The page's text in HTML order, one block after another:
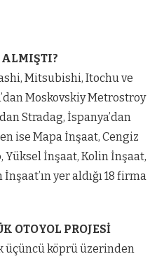
ALMIŞTI?
Mitsubishi, Itochu ve
Moskovskiy Metrostroy
Stradag, İspanya’dan
ise Mapa İnşaat, Cengiz
Yüksel İnşaat, Kolin İnşaat,
yer aldığı 18 firma
OTOYOL PROJESİ
üçüncü köprü üzerinden